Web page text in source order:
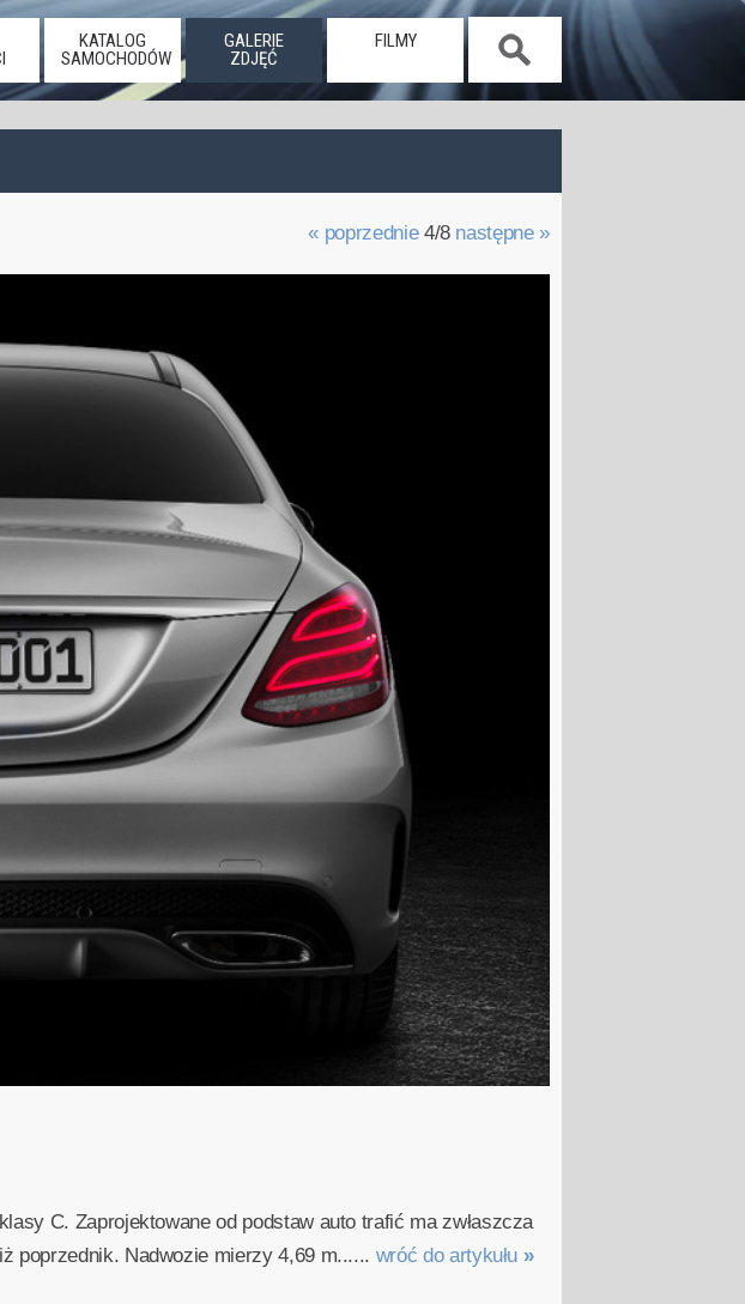
KATALOG
SAMOCHODÓW
GALERIE
ZDJĘĆ
FILMY
« poprzednie4/8 następne »
C. Zaprojektowane od podstaw auto trafić ma zwłaszcza
poprzednik. Nadwozie mierzy 4,69 m...... wróć do artykułu »